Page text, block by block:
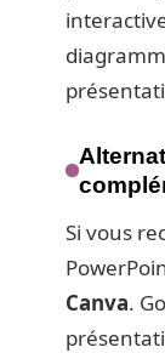
Si vous
Canva.